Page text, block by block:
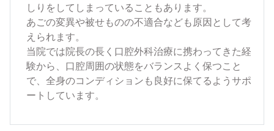
しりをしてしまっていることもあります。
あごの変異や被せものの不適合なども原因として考
えられます。
当院では院長の長く口腔外科治療に携わってきた経
験から、口腔周囲の状態をバランスよく保つこと
で、全身のコンディションも良好に保てるようサポ
ートしています。